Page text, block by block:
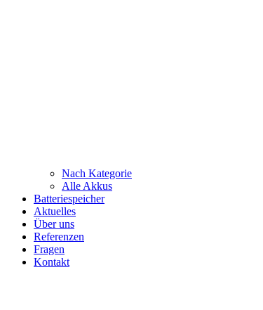
Nach Kategorie
Alle Akkus
Batteriespeicher
Aktuelles
Über uns
Referenzen
Fragen
Kontakt